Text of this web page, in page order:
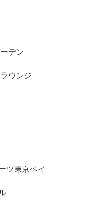
デン
ウンジ
ツ東京ベイ